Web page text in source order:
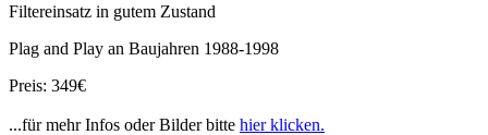
Filtereinsatz in gutem Zustand
Plag and Play an Baujahren 1988-1998
Preis: 349€
...für mehr Infos oder Bilder bitte hier klicken.